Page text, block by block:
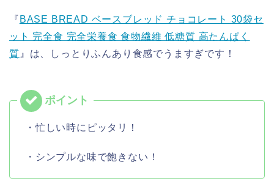
『 BASE BREAD ベースブレッド チョコレート 30袋セ
ット 完全食 完全栄養食 食物繊維 低糖質 高たんぱく
質 』は、しっとりふんあり食感でうますぎです！
・忙しい時にピッタリ！
・シンプルな味で飽きない！